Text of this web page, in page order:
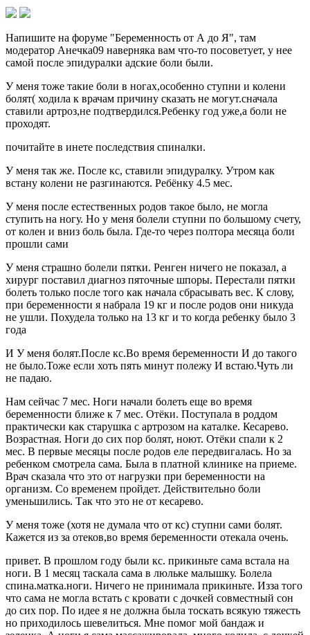
Напишите на форуме "Беременность от А до Я", там
модератор Анечка09 наверняка вам что-то посоветует, у нее
самой после эпидуралки адские боли были.
У меня тоже такие боли в ногах,особенно ступни и колени
болят( ходила к врачам причину сказать не могут.сначала
ставили артроз,не подтвердился.Ребенку год уже,а боли не
проходят.
почитайте в инете последствия спиналки.
У меня так же. После кс, ставили эпидуралку. Утром как
встану колени не разгинаются. Ребёнку 4.5 мес.
У меня после естественных родов такое было, не могла
ступить на ногу. Но у меня болели ступни по большому счету,
от колен и вниз боль была. Где-то через полтора месяца боли
прошли сами
У меня страшно болели пятки. Ренген ничего не показал, а
хирург поставил диагноз пяточные шпоры. Перестали пятки
болеть только после того как начала сбрасывать вес. К слову,
при беременности я набрала 19 кг и после родов они никуда
не ушли. Похудела только на 13 кг и то когда ребенку было 3
года
И У меня болят.После кс.Во время беременности И до такого
не было.Тоже если хоть пять минут полежу И встаю.Чуть ли
не падаю.
Нам сейчас 7 мес. Ноги начали болеть еще во время
беременности ближе к 7 мес. Отёки. Поступала в роддом
практически как старушка с артрозом на каталке. Кесарево.
Возрастная. Ноги до сих пор болят, ноют. Отёки спали к 2
мес. В первые месяцы после родов еле передвигалась. Но за
ребенком смотрела сама. Была в платной клинике на приеме.
Врач сказала что это от нагрузки при беременности на
организм. Со временем пройдет. Действительно боли
уменьшились. Так что это не от кесарево.
У меня тоже (хотя не думала что от кс) ступни сами болят.
Кажется из за отеков,во время беременности отекала очень.
привет. В прошлом году были кс. прикиньте сама встала на
ноги. В 1 месяц таскала сама в люльке малышку. Болела
спина.матка.ноги. Ничего не принимала прикиньте. Изза того
что сама не могла встать с кровати с дочкей совместный сон
до сих пор. По идее я не должна была тоскать всякую тяжесть
но приходилось шевелиться. Мне помог мой бандаж и